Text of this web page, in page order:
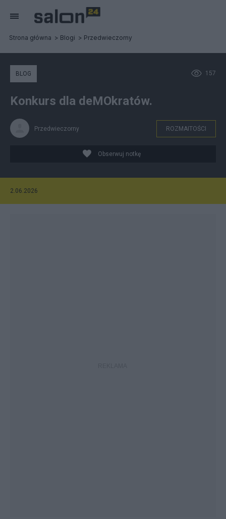
Strona główna Blogi Przedwieczorny
157
BLOG
Konkurs dla deMOkratów.
Przedwieczorny ROZMAITOŚCI
Obserwuj notkę
2.06.2026